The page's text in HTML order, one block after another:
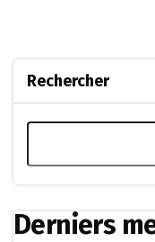
Rechercher
Derniers